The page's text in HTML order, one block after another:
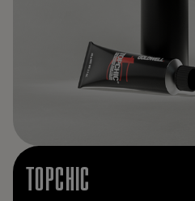
TOPCHIC